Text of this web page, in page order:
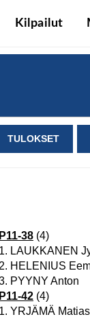
Kilpailut
TULOKSET